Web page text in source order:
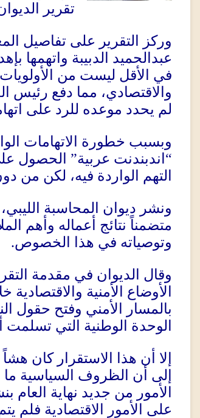
تقرير
وركز التقرير على تفاصيل
عبدالحميد الدبيبة واتهمها
في الأقل ليست من
والاقتصادي، مما دفع رئيس
لم يحدد موعده للرد على
وبسبب خطورة الاتهامات
“ اندبندنت عربية”
الحصول
التهم الواردة فيه، لكن من
ونشر ديوان المحاسبة
متضمناً نتائج أعماله وأهم
وتوصياته في هذا الخصوص.
وقال الديوان في مقدمة
الأوضاع الأمنية والاقتصادية
بالمسار الأمني وفتح حقول
الوحدة الوطنية التي تسلمت
إلا أن هذا الاستقرار كان
إلى أن الظروف السياسية
الأمور من جديد نهاية
على الأمور الاقتصادية فلم